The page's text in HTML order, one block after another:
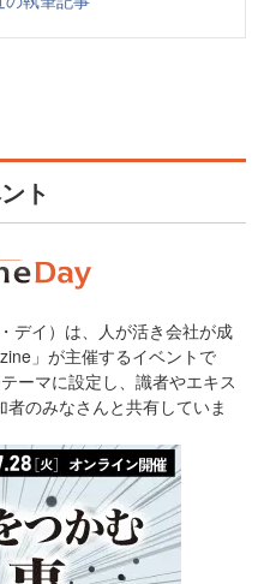
ト
デイ）は、人が活き会社が成
」が主催するイベントで
ーマに設定し、識者やエキス
のみなさんと共有していま